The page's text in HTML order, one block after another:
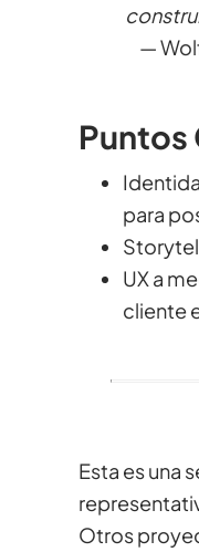
—
Puntos
para
UX a
cliente
Esta es una
Otros